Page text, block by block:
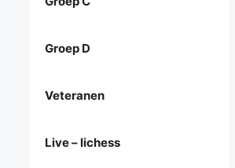
Groep D
Veteranen
Live – lichess